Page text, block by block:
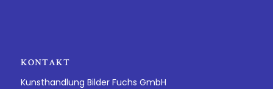
KONTAKT
Kunsthandlung Bilder Fuchs GmbH